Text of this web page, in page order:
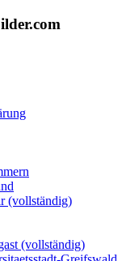
(vollständig)
(vollständig)